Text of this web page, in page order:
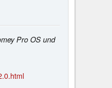
Pro OS und